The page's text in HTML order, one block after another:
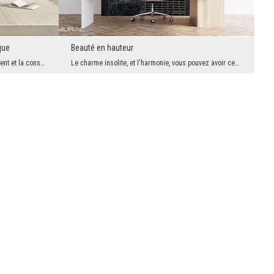
Le monde d'aujourd'hui, la course à l'argent et la consommation ne nous permettent pas de voir ce...
Beauté en hauteur
Le charme insolite, et l'harmonie, vous pouvez avoir ces deux choses grâce aux éléments décoratif...